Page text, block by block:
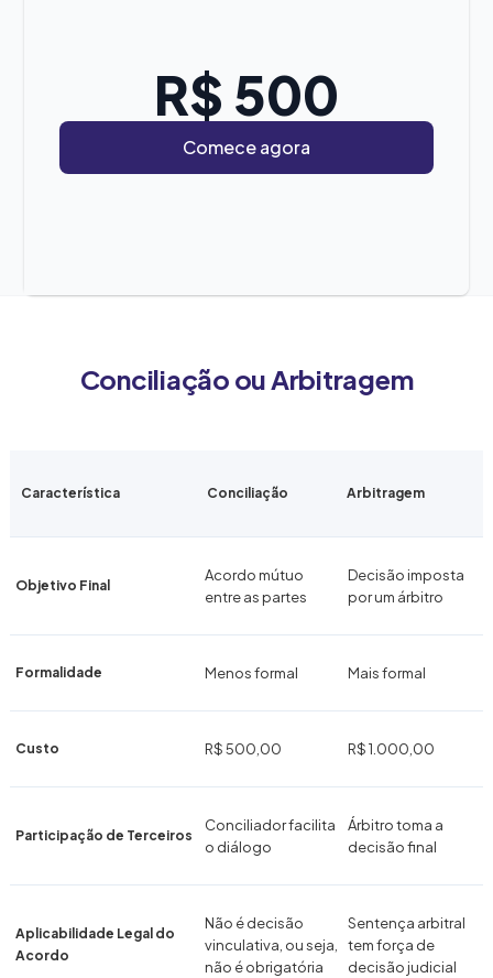
R$ 500
Comece agora
Conciliação ou Arbitragem
Característica Conciliação Arbitragem
Objetivo Final
Acordo mútuo
entre as partes
Decisão imposta
por um árbitro
Formalidade Menos formal Mais formal
Custo R$ 500,00 R$ 1.000,00
Participação de Terceiros
Conciliador facilita
o diálogo
Árbitro toma a
decisão final
Aplicabilidade Legal do
Acordo
Não é decisão
vinculativa, ou seja,
não é obrigatória
Sentença arbitral
tem força de
decisão judicial